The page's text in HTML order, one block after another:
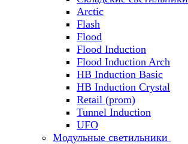
Arctic
Flash
Flood
Flood Induction
Flood Induction Arch
HB Induction Basic
HB Induction Crystal
Retail (prom)
Tunnel Induction
UFO
Модульные светильники